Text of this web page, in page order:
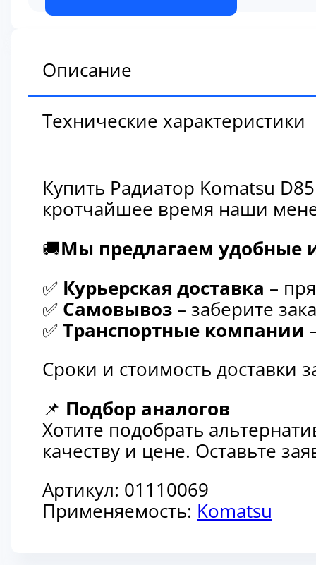
Описание
Технические характеристики
Купить Радиатор Komatsu
кротчайшее время наши
🚚Мы предлагаем удобные
✅ Курьерская доставка –
✅ Самовывоз – заберите
✅ Транспортные компании
Сроки и стоимость доставки
📌 Подбор аналогов
Хотите подобрать
качеству и цене. Оставьте
Артикул: 01110069
Применяемость: Komatsu